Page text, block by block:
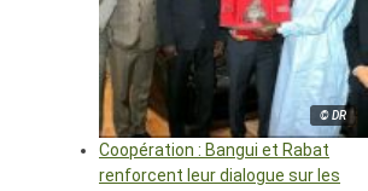
© DR
Coopération : Bangui et Rabat
renforcent leur dialogue sur les